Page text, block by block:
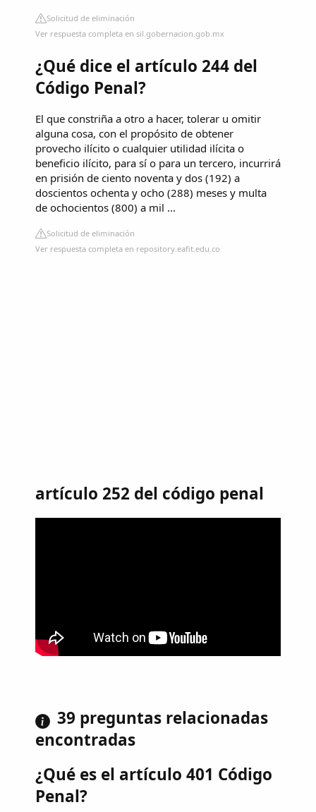
Solicitud de eliminación
Ver respuesta completa en sil.gobernacion.gob.mx
¿Qué dice el artículo 244 del
Código Penal?
El que constriña a otro a hacer, tolerar u omitir
alguna cosa, con el propósito de obtener
provecho ilícito o cualquier utilidad ilícita o
beneficio ilícito, para sí o para un tercero, incurrirá
en prisión de ciento noventa y dos (192) a
doscientos ochenta y ocho (288) meses y multa
de ochocientos (800) a mil ...
Solicitud de eliminación
Ver respuesta completa en repository.eafit.edu.co
artículo 252 del código penal
39 preguntas relacionadas
encontradas
¿Qué es el artículo 401 Código
Penal?